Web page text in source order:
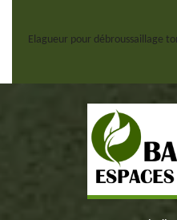
Elagueur pour débroussaillage